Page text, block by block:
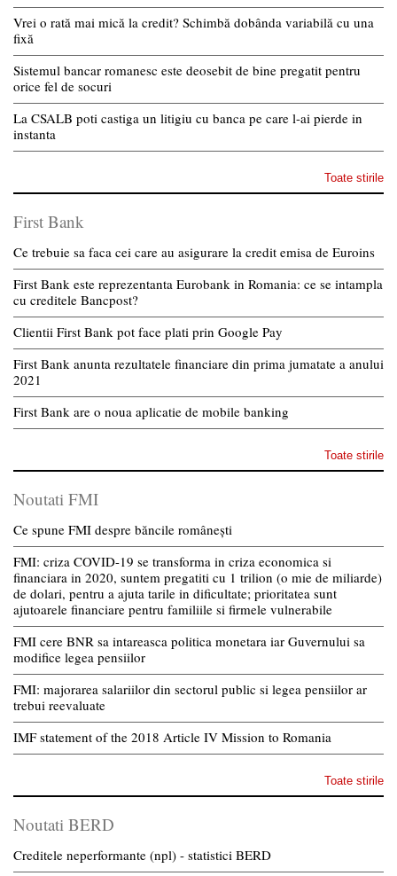
Vrei o rată mai mică la credit? Schimbă dobânda variabilă cu una
fixă
Sistemul bancar romanesc este deosebit de bine pregatit pentru
orice fel de socuri
La CSALB poti castiga un litigiu cu banca pe care l-ai pierde in
instanta
Toate stirile
First Bank
Ce trebuie sa faca cei care au asigurare la credit emisa de Euroins
First Bank este reprezentanta Eurobank in Romania: ce se intampla
cu creditele Bancpost?
Clientii First Bank pot face plati prin Google Pay
First Bank anunta rezultatele financiare din prima jumatate a anului
2021
First Bank are o noua aplicatie de mobile banking
Toate stirile
Noutati FMI
Ce spune FMI despre băncile românești
FMI: criza COVID-19 se transforma in criza economica si
financiara in 2020, suntem pregatiti cu 1 trilion (o mie de miliarde)
de dolari, pentru a ajuta tarile in dificultate; prioritatea sunt
ajutoarele financiare pentru familiile si firmele vulnerabile
FMI cere BNR sa intareasca politica monetara iar Guvernului sa
modifice legea pensiilor
FMI: majorarea salariilor din sectorul public si legea pensiilor ar
trebui reevaluate
IMF statement of the 2018 Article IV Mission to Romania
Toate stirile
Noutati BERD
Creditele neperformante (npl) - statistici BERD